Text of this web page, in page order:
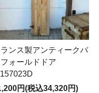
ンス製アンティークバ
ォールドドア
円(税込34,320円)